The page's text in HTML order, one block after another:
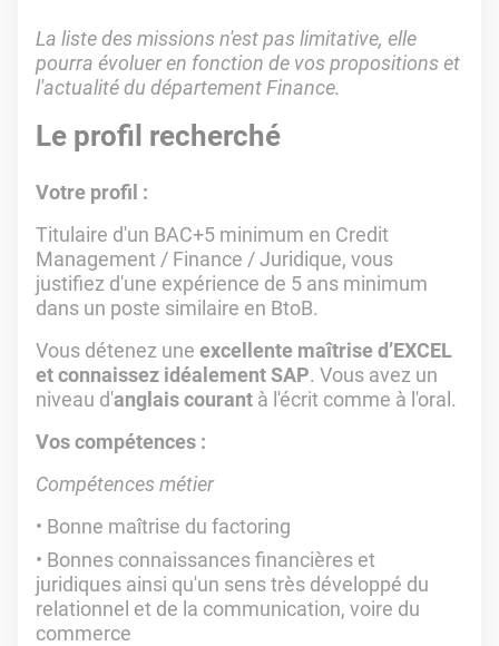
La liste des missions n'est pas limitative, elle
pourra évoluer en fonction de vos propositions et
l'actualité du département Finance.
Le profil recherché
Votre profil :
Titulaire d'un BAC+5 minimum en Credit
Management / Finance / Juridique, vous
justifiez d'une expérience de 5 ans minimum
dans un poste similaire en BtoB.
Vous détenez une excellente maîtrise d’EXCEL
et connaissez idéalement SAP. Vous avez un
niveau d'anglais courant à l'écrit comme à l'oral.
Vos compétences :
Compétences métier
Bonne maîtrise du factoring
Bonnes connaissances financières et
juridiques ainsi qu'un sens très développé du
relationnel et de la communication, voire du
commerce